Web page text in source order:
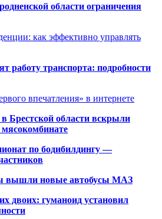
области ограничения
как эффективно управлять
работу транспорта: подробности
впечатления» в интернете
Брестской области вскрыли
по бодибилдингу —
вышли новые автобусы МАЗ
двоих: гуманоид установил